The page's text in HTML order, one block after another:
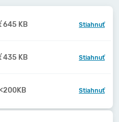
645 KB Stiahnuť
435 KB Stiahnuť
Stiahnuť